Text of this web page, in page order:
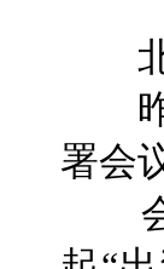
北
昨
署会
会